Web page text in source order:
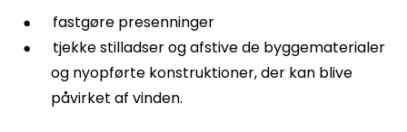
fastgøre presenninger
tjekke stilladser og afstive de byggematerialer
og nyopførte konstruktioner, der kan blive
påvirket af vinden.